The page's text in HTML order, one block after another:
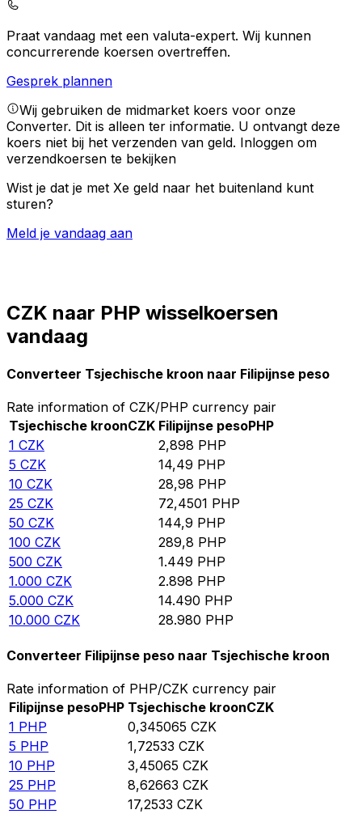
Praat vandaag met een valuta-expert. Wij kunnen
concurrerende koersen overtreffen.
Gesprek plannen
Wij gebruiken de midmarket koers voor onze
Converter. Dit is alleen ter informatie. U ontvangt deze
koers niet bij het verzenden van geld. Inloggen om
verzendkoersen te bekijken
Wist je dat je met Xe geld naar het buitenland kunt
sturen?
Meld je vandaag aan
CZK naar PHP wisselkoersen
vandaag
Converteer Tsjechische kroon naar Filipijnse peso
Rate information of CZK/PHP currency pair
Tsjechische kroonCZK Filipijnse pesoPHP
1 CZK 2,898 PHP
5 CZK 14,49 PHP
10 CZK 28,98 PHP
25 CZK 72,4501 PHP
50 CZK 144,9 PHP
100 CZK 289,8 PHP
500 CZK 1.449 PHP
1.000 CZK 2.898 PHP
5.000 CZK 14.490 PHP
10.000 CZK 28.980 PHP
Converteer Filipijnse peso naar Tsjechische kroon
Rate information of PHP/CZK currency pair
Filipijnse pesoPHP Tsjechische kroonCZK
1 PHP 0,345065 CZK
5 PHP 1,72533 CZK
10 PHP 3,45065 CZK
25 PHP 8,62663 CZK
50 PHP 17,2533 CZK